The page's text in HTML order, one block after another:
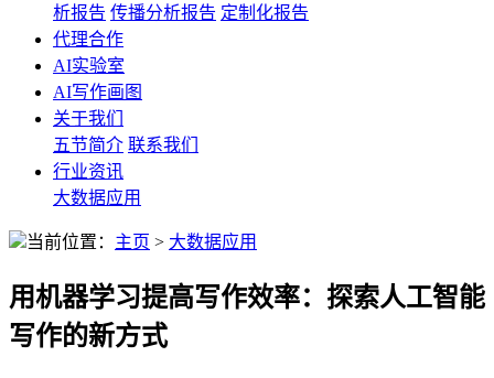
析报告 传播分析报告 定制化报告
代理合作
AI实验室
AI写作画图
关于我们
五节简介 联系我们
行业资讯
大数据应用
当前位置： 主页 > 大数据应用
用机器学习提高写作效率：探索人工智能
写作的新方式